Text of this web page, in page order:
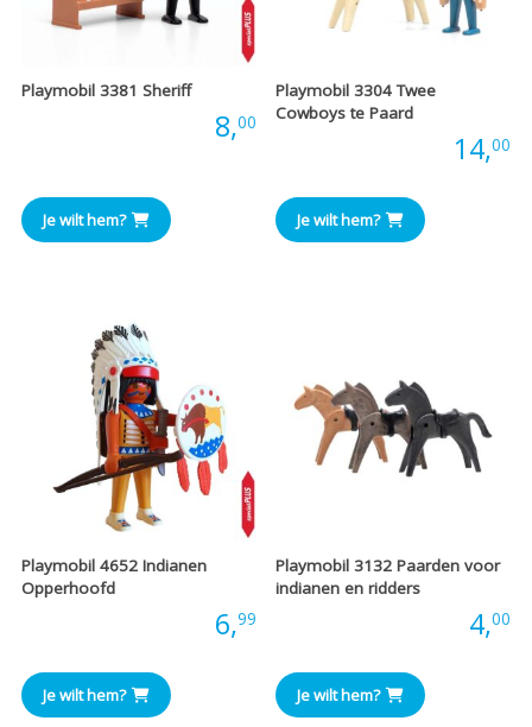
Playmobil 3381 Sheriff
8,00
Je wilt hem?
Playmobil 3304 Twee
Cowboys te Paard
14,00
Je wilt hem?
Playmobil 4652 Indianen
Opperhoofd
6,99
Je wilt hem?
Playmobil 3132 Paarden voor
indianen en ridders
4,00
Je wilt hem?